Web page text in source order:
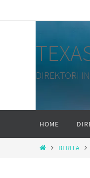
DIREKTORI
content
HOME
HOMEBERITA